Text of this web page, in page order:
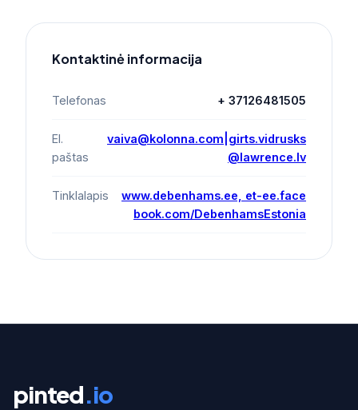
Kontaktinė informacija
Telefonas + 37126481505
El.
paštas
vaiva@kolonna.com|girts.vidrusks
@lawrence.lv
Tinklalapis
www.debenhams.ee, et-ee.face
book.com/DebenhamsEstonia
pinted.io